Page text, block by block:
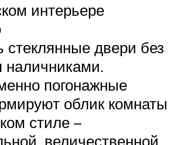
интерьере
стеклянные двери без
наличниками.
погонажные
облик комнаты
стиле –
величественной,